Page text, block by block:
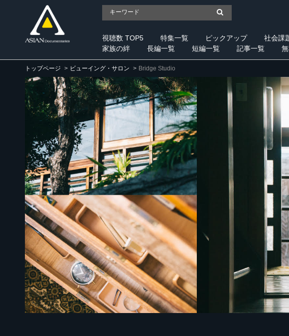
視聴数 TOP5 特集一覧 ピックアップ 社会課
家族の絆
長編一覧 短編一覧 記事一覧
トップページ ビューイング・サロン Bridge Studio